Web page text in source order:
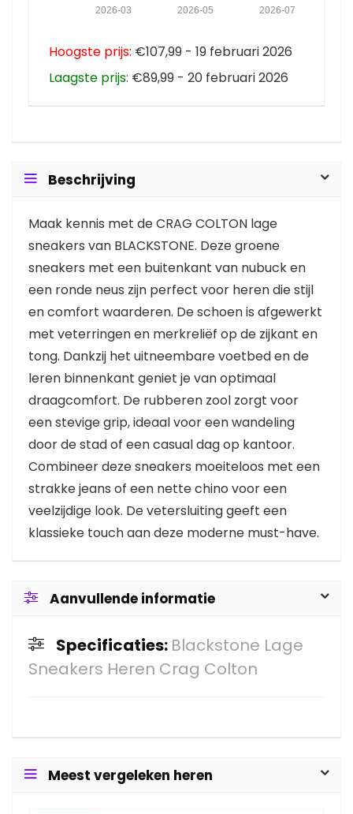
2026-07
2026-05
2026-03
Hoogste prijs: €107,99 - 19 februari 2026
Laagste prijs: €89,99 - 20 februari 2026
Beschrijving
Maak kennis met de CRAG COLTON lage
sneakers van BLACKSTONE. Deze groene
sneakers met een buitenkant van nubuck en
een ronde neus zijn perfect voor heren die stijl
en comfort waarderen. De schoen is afgewerkt
met veterringen en merkreliëf op de zijkant en
tong. Dankzij het uitneembare voetbed en de
leren binnenkant geniet je van optimaal
draagcomfort. De rubberen zool zorgt voor
een stevige grip, ideaal voor een wandeling
door de stad of een casual dag op kantoor.
Combineer deze sneakers moeiteloos met een
strakke jeans of een nette chino voor een
veelzijdige look. De vetersluiting geeft een
klassieke touch aan deze moderne must-have.
Aanvullende informatie
Specificaties: Blackstone Lage
Sneakers Heren Crag Colton
Meest vergeleken heren